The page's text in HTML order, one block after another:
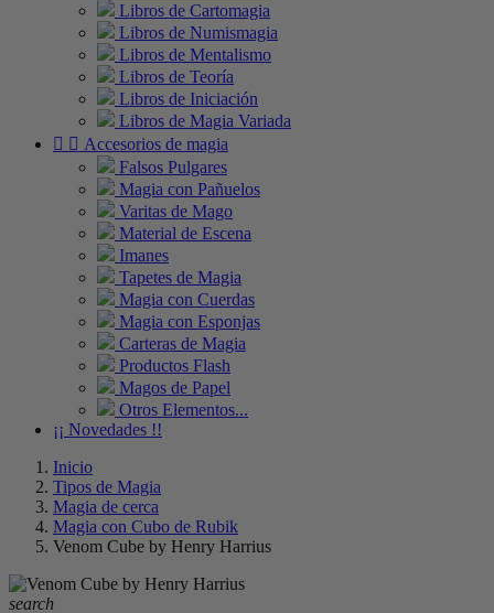
Libros de Cartomagia
Libros de Numismagia
Libros de Mentalismo
Libros de Teoría
Libros de Iniciación
Libros de Magia Variada
  Accesorios de magia
Falsos Pulgares
Magia con Pañuelos
Varitas de Mago
Material de Escena
Imanes
Tapetes de Magia
Magia con Cuerdas
Magia con Esponjas
Carteras de Magia
Productos Flash
Magos de Papel
Otros Elementos...
¡¡ Novedades !!
Inicio
Tipos de Magia
Magia de cerca
Magia con Cubo de Rubik
Venom Cube by Henry Harrius
search